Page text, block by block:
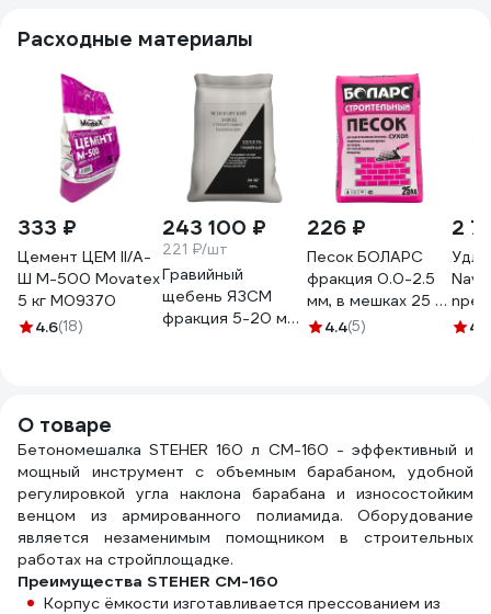
Расходные материалы
333 ₽
Цемент ЦЕМ II/А-
Ш М-500 Movatex
5 кг М09370
4.6(18)
243 100 ₽
221 ₽/шт
Гравийный
щебень ЯЗСМ
фракция 5-20 мм,
226 ₽
Песок БОЛАРС
фракция 0.0-2.5
мм, в мешках 25 кг
00000006549
4.4(5)
2
4.8
О товаре
Бетономешалка STEHER 160 л CM-160 - эффективный и
мощный инструмент с объемным барабаном, удобной
регулировкой угла наклона барабана и износостойким
венцом из армированного полиамида. Оборудование
является незаменимым помощником в строительных
работах на стройплощадке.
Преимущества STEHER CM-160
Корпус ёмкости изготавливается прессованием из